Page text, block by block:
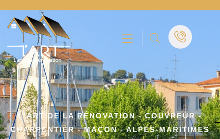
L'ART DE LA RÉNOVATION - COUVREUR -
CHARPENTIER - MAÇON - ALPES-MARITIMES